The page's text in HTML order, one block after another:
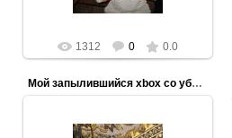
1312 0 0.0
Мой запылившийся xbox со убитыми китайскими падами